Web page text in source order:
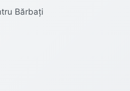
Bărbați